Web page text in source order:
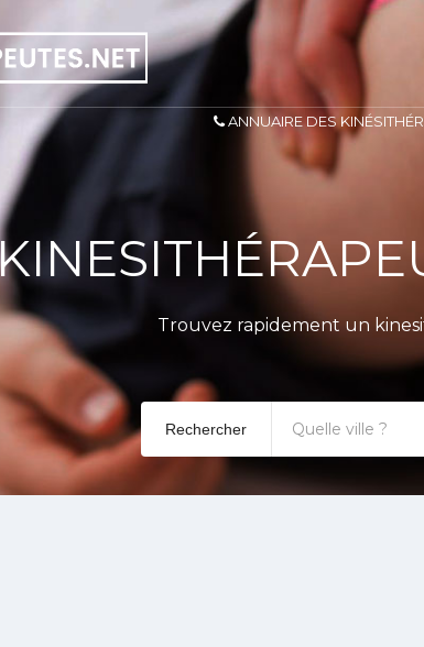
ANNUAIRE DES
Trouvez rapidement un
Rechercher